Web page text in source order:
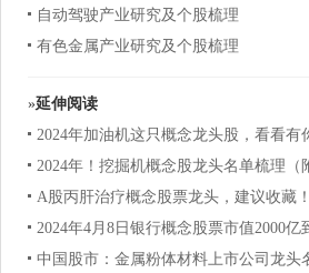
自动驾驶产业研究及个股梳理
有色金属产业研究及个股梳理
»延伸阅读
2024年加油机这只概念龙头股，看看有
2024年！挖掘机概念股龙头名单梳理（
A股丙肝治疗概念股票龙头，建议收藏
2024年4月8日银行概念股票市值2000亿
中国股市：金属粉体材料上市公司龙头